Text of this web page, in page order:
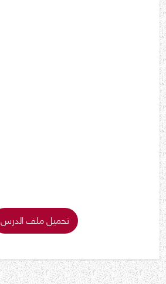
تحميل ملف الدرس